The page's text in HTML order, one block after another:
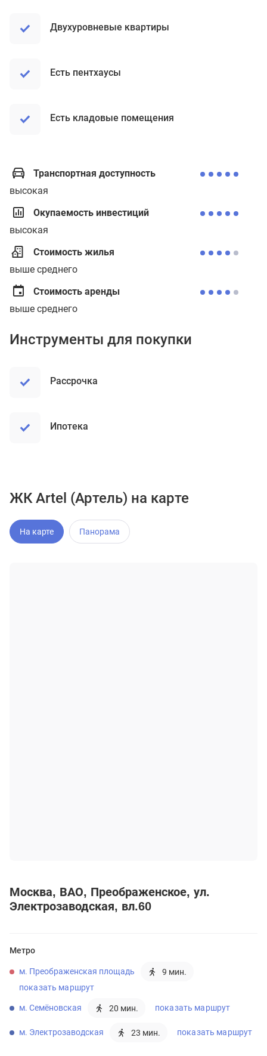
Двухуровневые квартиры
Есть пентхаусы
Есть кладовые помещения
Транспортная доступность
высокая
Окупаемость инвестиций
высокая
Стоимость жилья
выше среднего
Стоимость аренды
выше среднего
Инструменты для покупки
рассрочка
ипотека
ЖК Artel (Артель) на карте
На карте Панорама
Москва ВАО Преображенское ул.
Электрозаводская, вл.60
Метро
м. Преображенская площадь
9 мин.
показать маршрут
м. Семёновская 20 мин. показать маршрут
м. Электрозаводская 23 мин. показать маршрут